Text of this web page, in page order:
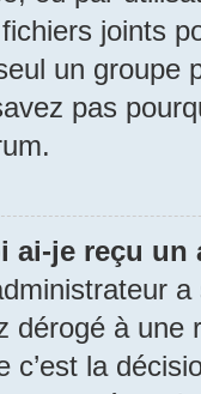
fichiers joints
un groupe
pas
ai-je reçu un
dérogé à une
c’est la